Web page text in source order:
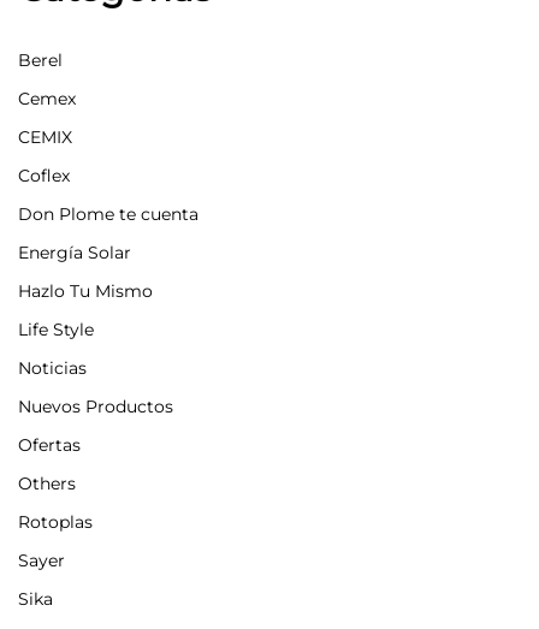
Berel
Cemex
CEMIX
Coflex
Don Plome te cuenta
Energía Solar
Hazlo Tu Mismo
Life Style
Noticias
Nuevos Productos
Ofertas
Others
Rotoplas
Sayer
Sika